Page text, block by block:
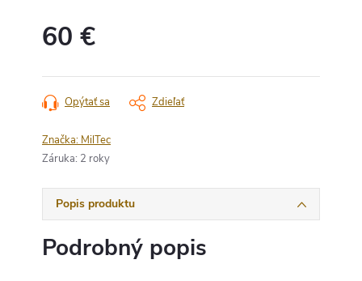
60 €
cena:
Opýtať sa Zdieľať
Značka: MilTec
Záruka: 2 roky
Popis produktu
Podrobný popis